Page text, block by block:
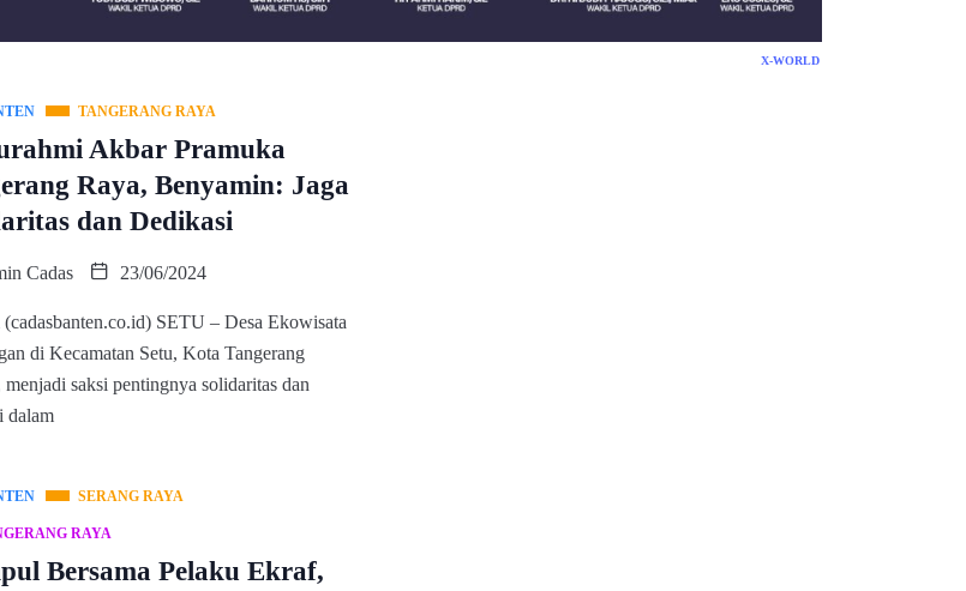
X-WORLD
TANGERANG RAYA
Akbar Pramuka
Raya, Benyamin: Jaga
dan Dedikasi
Cadas 23/06/2024
(cadasbanten.co.id) SETU – Desa Ekowisata
di Kecamatan Setu, Kota Tangerang
menjadi saksi pentingnya solidaritas dan
dalam
SERANG RAYA
RAYA
Bersama Pelaku Ekraf,